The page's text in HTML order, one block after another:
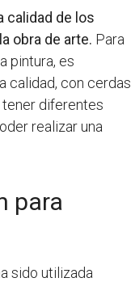
calidad de los
obra de arte. Para
pintura, es
calidad, con cerdas
diferentes
realizar una
para
sido utilizada